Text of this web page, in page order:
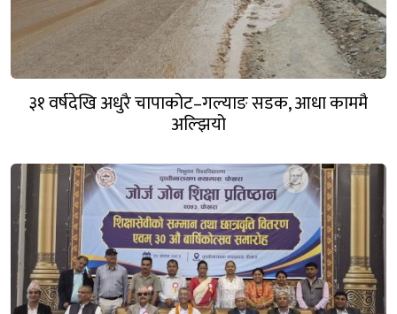
३१ वर्षदेखि अधुरै चापाकोट–गल्याङ सडक, आधा काममै
अल्झियो